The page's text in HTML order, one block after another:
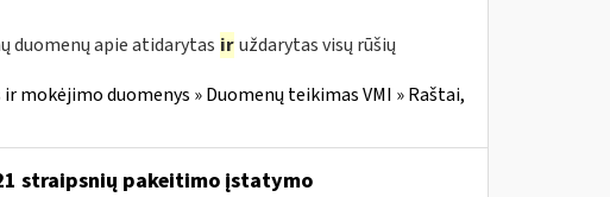
duomenų apie atidarytas ir uždarytas visų rūšių
mokėjimo duomenys » Duomenų teikimas VMI » Raštai,
straipsnių pakeitimo įstatymo